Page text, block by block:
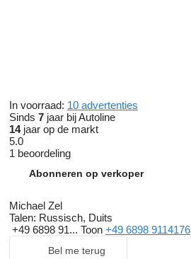
In voorraad: 10 advertenties
Sinds 7 jaar bij Autoline
14jaar op de markt
5.0
1 beoordeling
Abonneren op verkoper
Michael Zel
Talen: Russisch, Duits
+49 6898 91... Toon +49 6898 9114176
Bel me terug